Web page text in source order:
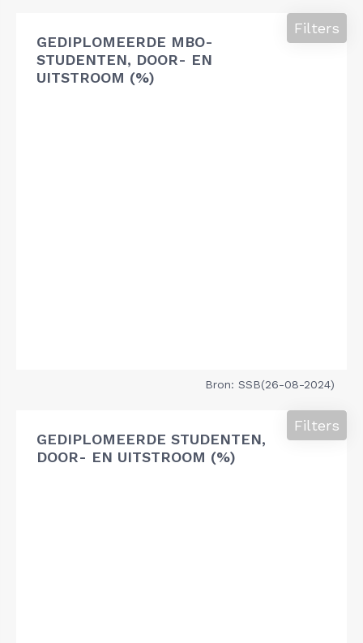
GEDIPLOMEERDE MBO-
STUDENTEN, DOOR- EN
UITSTROOM (%)
Filters
Bron: SSB(26-08-2024)
GEDIPLOMEERDE STUDENTEN,
DOOR- EN UITSTROOM (%)
Filters